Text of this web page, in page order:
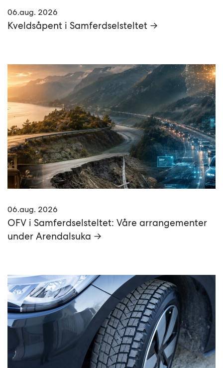
06.aug. 2026
Kveldsåpent i Samferdselsteltet →
06.aug. 2026
OFV i Samferdselsteltet: Våre arrangementer
under Arendalsuka →